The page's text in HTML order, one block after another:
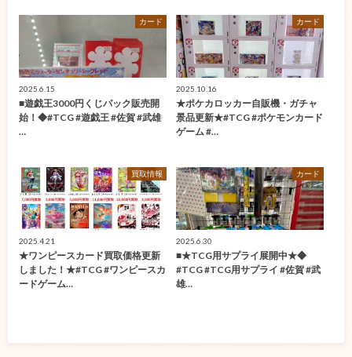
カード
2025.6.15
■遊戯王3000円くじパック販売開
始！◆#TCG #遊戯王 #佐賀 #武雄
…
カード
2025.10.16
★ポケカロッカー自販機・ガチャ
景品更新★#TCG #ポケモンカード
ゲーム #…
買取情報
2025.4.21
★ワンピースカード買取価格更新
しました！★#TCG #ワンピースカ
ードゲーム…
カード
2025.6.30
■★TCG用サプライ展開中★◆
#TCG #TCG用サプライ #佐賀 #武
雄…